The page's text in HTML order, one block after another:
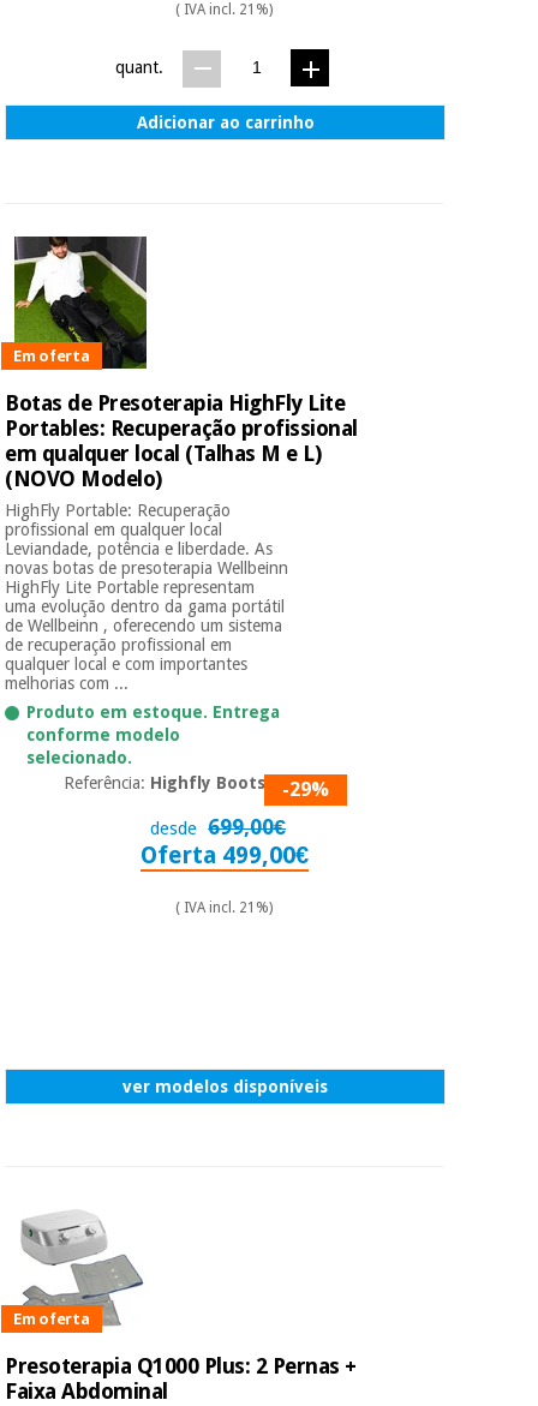
( IVA incl. 21%)
quant.
Adicionar ao carrinho
Em oferta
Botas de Presoterapia HighFly Lite
Portables: Recuperação profissional
em qualquer local (Talhas M e L)
(NOVO Modelo)
HighFly Portable: Recuperação
profissional em qualquer local
Leviandade, potência e liberdade. As
novas botas de presoterapia Wellbeinn
HighFly Lite Portable representam
uma evolução dentro da gama portátil
de Wellbeinn , oferecendo um sistema
de recuperação profissional em
qualquer local e com importantes
melhorias com ...
Produto em estoque. Entrega
conforme modelo
selecionado.
Referência: Highfly Boots 01-29%
desde 699,00€
Oferta 499,00€
( IVA incl. 21%)
ver modelos disponíveis
Em oferta
Presoterapia Q1000 Plus: 2 Pernas +
Faixa Abdominal